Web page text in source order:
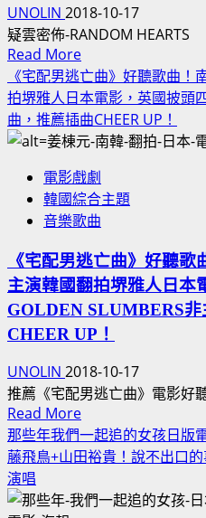
民
進
黨
2020
立
委
選
候
選
人
蔣
萬
安
對
手
日
本
參
議
員/
逃
EGIRLS
代
言
波
霸
奶
茶
MISTER
DONUT
珍
奶
廣
告
UNOLIN 2018-10-17
疑雲密佈-RANDOM HEARTS
Read MoreRead
more
about
疑
雲
佈：
哈
里
福
特、
克
莉
汀‧
史
考
特‧
湯
遜
《宅配男逃亡曲》好聽歌曲
拍堺雅人日本電影，英國披頭
曲，推薦插曲CHEER UP！
電影戲劇
韓國綜合主題
音樂歌曲
《宅配男逃亡曲》好聽歌
主演韓國翻拍堺雅人日本
GOLDEN SLUMBERS非
CHEER UP！
UNOLIN 2018-10-17
推薦《宅配男逃亡曲》電影好
Read MoreRead
more
about
配
那些年我們一起追的女孩日版
藤飛鳥+山田裕貴！說不出口
演唱